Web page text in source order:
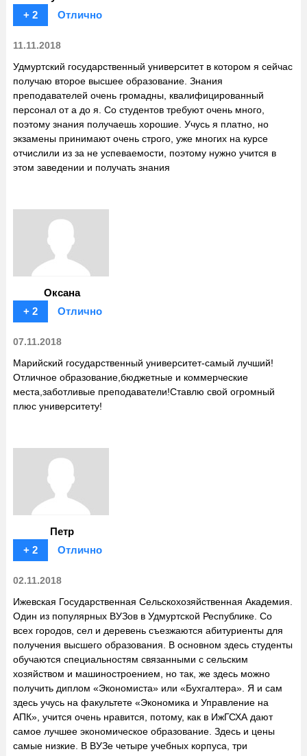
+ 2
Отлично
11.11.2018
Удмуртский государственный университет в котором я сейчас
получаю второе высшее образование. Знания
преподавателей очень громадны, квалифицированный
персонал от а до я. Со студентов требуют очень много,
поэтому знания получаешь хорошие. Учусь я платно, но
экзамены принимают очень строго, уже многих на курсе
отчислили из за не успеваемости, поэтому нужно учится в
этом заведении и получать знания
Оксана
+ 2
Отлично
07.11.2018
Марийский государственный университет-самый лучший!
Отличное образование,бюджетные и коммерческие
места,заботливые преподаватели!Ставлю свой огромный
плюс университету!
Петр
+ 2
Отлично
02.11.2018
Ижевская Государственная Сельскохозяйственная Академия.
Один из популярных ВУЗов в Удмуртской Республике. Со
всех городов, сел и деревень съезжаются абитуриенты для
получения высшего образования. В основном здесь студенты
обучаются специальностям связанными с сельским
хозяйством и машиностроением, но так, же здесь можно
получить диплом «Экономиста» или «Бухгалтера». Я и сам
здесь учусь на факультете «Экономика и Управление на
АПК», учится очень нравится, потому, как в ИжГСХА дают
самое лучшее экономическое образование. Здесь и цены
самые низкие. В ВУЗе четыре учебных корпуса, три